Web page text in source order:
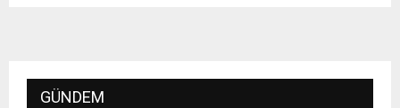
GÜNDEM